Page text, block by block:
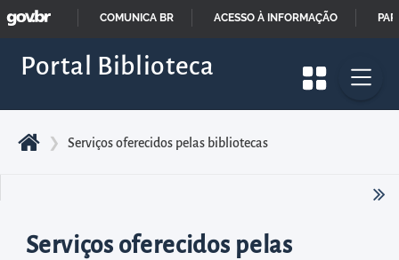
Pular
o
do
conteúdo
Acessar
Portal Biblioteca
❯ Serviços oferecidos pelas bibliotecas
Serviços oferecidos pelas
PARA
GOVBR
COMUNICA BR ACESSO À INFORMAÇÃO